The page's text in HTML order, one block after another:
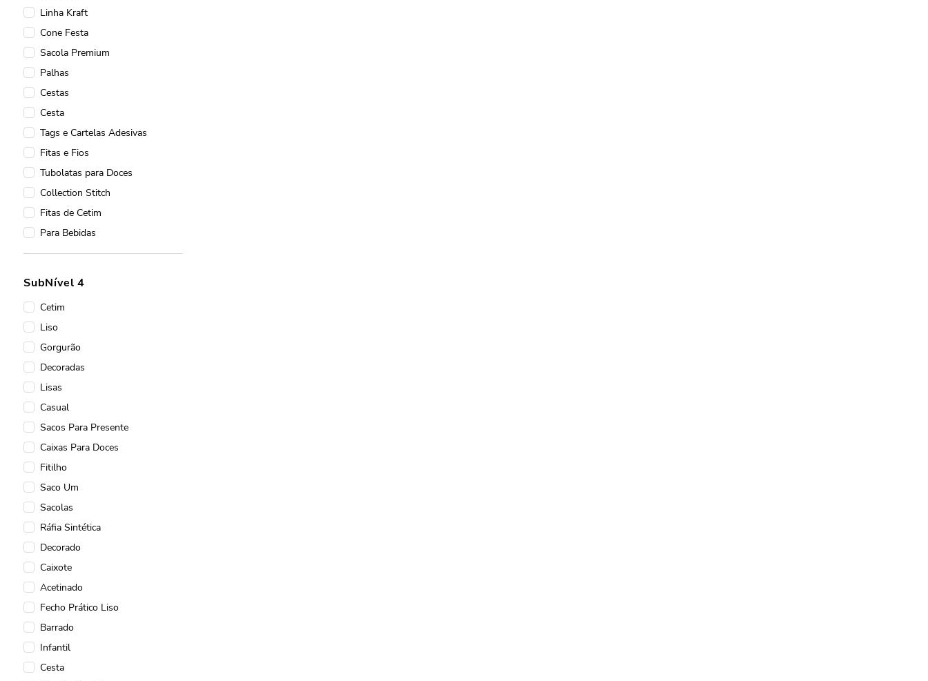
Linha Kraft
Cone Festa
Sacola Premium
Palhas
Cestas
Cesta
Tags e Cartelas Adesivas
Fitas e Fios
Tubolatas para Doces
Collection Stitch
Fitas de Cetim
Para Bebidas
Caixas De Presente
Embalagens para Bebidas
Guardanapos
Kit Cesta e Caixote
Caixas Rígidas
Lisos
Saco para Cesta
Caixas para Tabletes
Tapetinhos para Doces
Para Checkout
Fita Plástica
Para Cestas
Fitas de Gorgurão
Sacolas Premium
Lembrancinhas
Sacos para Presentes
Papel para Presente
Poli Redondo
Sacola Laminada
Cesta na Caixa
SubNível 4
Cetim
Liso
Gorgurão
Decoradas
Lisas
Casual
Sacos Para Presente
Caixas Para Doces
Fitilho
Saco Um
Sacolas
Ráfia Sintética
Decorado
Caixote
Acetinado
Fecho Prático Liso
Barrado
Infantil
Cesta